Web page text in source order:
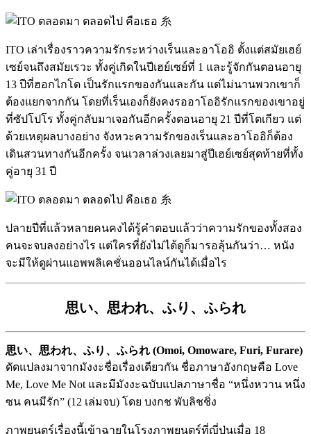
ITO เล่าเรื่องราวความรักระหว่างเร็นและอาโออิ ตั้งแต่สมัยเฮย์
เซย์จนถึงสมัยเรวะ ทั้งคู่เกิดในปีเฮย์เซย์ที่ 1 และรู้จักกันตอนอายุ
13 ปีที่ฮอกไกโด เป็นรักแรกของกันและกัน แต่ไม่นานพวกเขาก็
ต้องแยกจากกัน โดยที่เร็นเองก็ยังคงรออาโออิรักแรกของเขาอยู่
ที่ซัปโปโร ทั้งคู่กลับมาเจอกันอีกครั้งตอนอายุ 21 ปีที่โตเกียว แต่
ด้วยเหตุผลบางอย่าง จังหวะความรักของเร็นและอาโออิก็ต้อง
เดินสวนทางกันอีกครั้ง จนเวลาล่วงเลยมาสู่ปีเฮย์เซย์สุดท้ายที่ทั้ง
คู่อายุ 31 ปี
ปลายปีที่แล้วหลายคนคงได้รู้คำตอบแล้วว่าความรักของทั้งสอง
คนจะจบลงอย่างไร แต่ใครที่ยังไม่ได้ดูก็มารอลุ้นกันว่า… หนัง
จะมีให้ดูผ่านแอพพลิเคชั่นออนไลน์กันได้เมื่อไร
思い、思われ、ふり、ふられ
思い、思われ、ふり、ふられ (Omoi, Omoware, Furi, Furare)
ดัดแปลงมาจากมังงะชื่อเรื่องเดียวกัน ชื่อภาษาอังกฤษคือ Love
Me, Love Me Not และมีมังงะฉบับแปลภาษาชื่อ “หนึ่งหวาน หนึ่ง
ซน คนมีรัก” (12 เล่มจบ) โดย บงกช พับลิชชิ่ง
ภาพยนตร์เรื่องนี้เข้าฉายในโรงภาพยนตร์ที่ญี่ปุ่นเมื่อ 18